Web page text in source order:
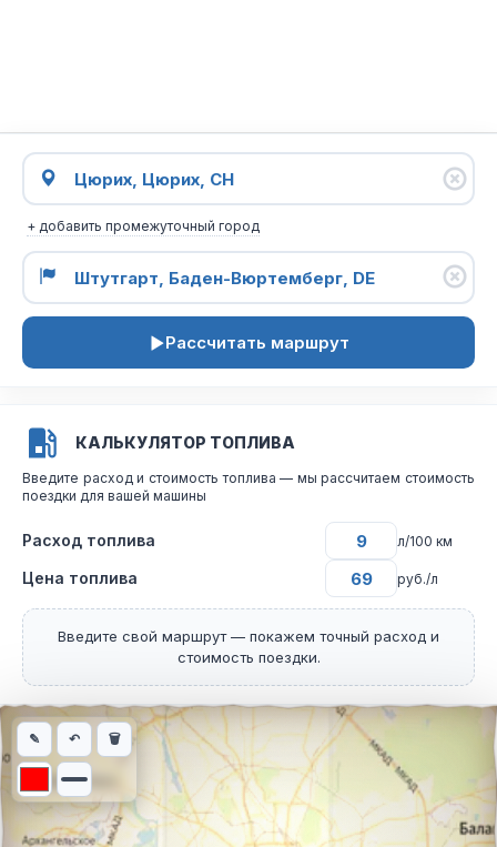
+ добавить промежуточный город
Рассчитать маршрут
КАЛЬКУЛЯТОР ТОПЛИВА
Введите расход и стоимость топлива — мы рассчитаем стоимость
поездки для вашей машины
Расход топлива л/100 км
Цена топлива руб./л
Введите свой маршрут — покажем точный расход и
стоимость поездки.
Интерактивная карта автомобильного маршрута из города
✎ ↶ 🗑